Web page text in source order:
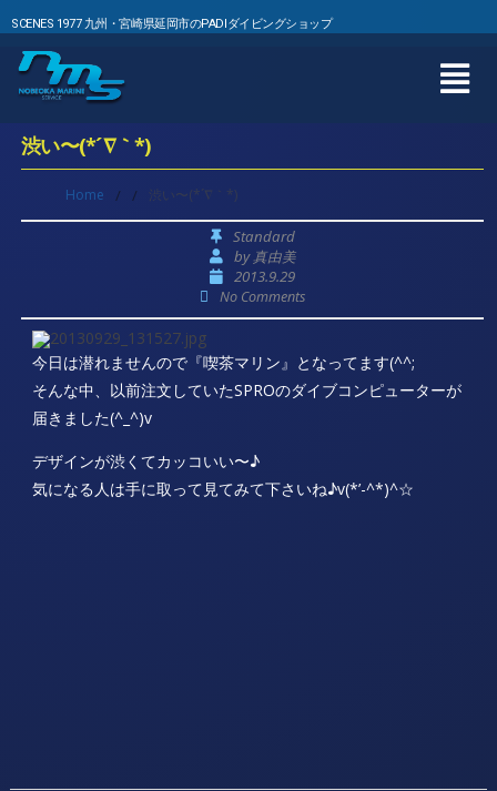
SCENES 1977 九州・宮崎県延岡市のPADIダイビングショップ
渋い〜(*´∇｀*)
Home / / 渋い〜(*´∇｀*)
Standard
by真由美
2013.9.29
No Comments
今日は潜れませんので『喫茶マリン』となってます(^^;
そんな中、以前注文していたSPROのダイブコンピューターが
届きました(^_^)v
デザインが渋くてカッコいい〜♪
気になる人は手に取って見てみて下さいね♪v(*’-^*)^☆